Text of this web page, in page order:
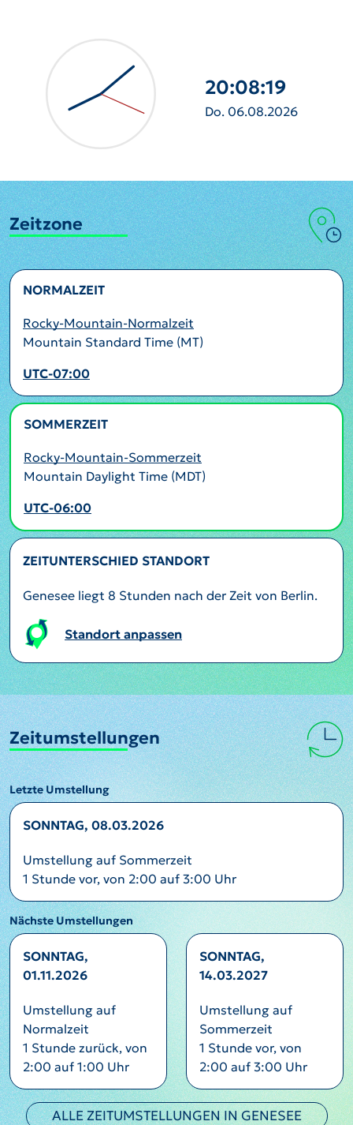
20:08:21
Do. 06.08.2026
Zeitzone
NORMALZEIT
Rocky-Mountain-Normalzeit
Mountain Standard Time (MT)
UTC-07:00
SOMMERZEIT
Rocky-Mountain-Sommerzeit
Mountain Daylight Time (MDT)
UTC-06:00
ZEITUNTERSCHIED STANDORT
Genesee liegt 8 Stunden nach der Zeit von Berlin.
Standort anpassen
Zeitumstellungen
Letzte Umstellung
SONNTAG, 08.03.2026
Umstellung auf Sommerzeit
1 Stunde vor, von 2:00 auf 3:00 Uhr
Nächste Umstellungen
SONNTAG,
01.11.2026
Umstellung auf
Normalzeit
1 Stunde zurück, von
2:00 auf 1:00 Uhr
SONNTAG,
14.03.2027
Umstellung auf
Sommerzeit
1 Stunde vor, von
2:00 auf 3:00 Uhr
ALLE ZEITUMSTELLUNGEN IN GENESEE